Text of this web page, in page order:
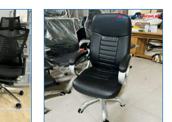
1.720.000₫.